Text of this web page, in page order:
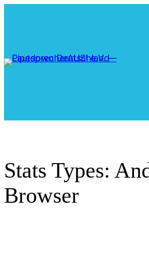
Stats Types:
Browser